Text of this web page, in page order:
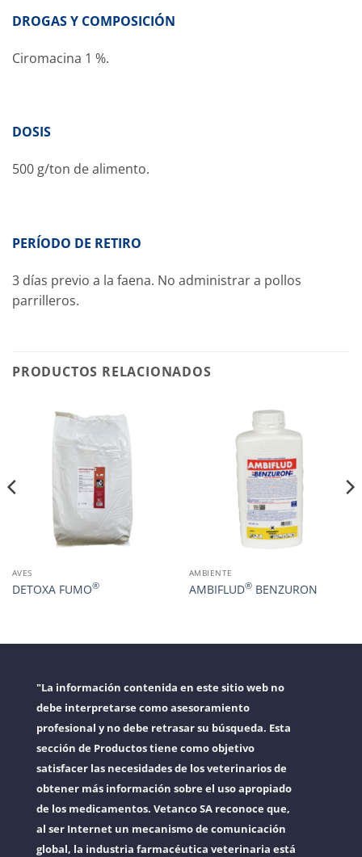
DROGAS Y COMPOSICIÓN
Ciromacina 1 %.
DOSIS
500 g/ton de alimento.
PERÍODO DE RETIRO
3 días previo a la faena. No administrar a pollos
parrilleros.
PRODUCTOS RELACIONADOS
AVES
DETOXA FUMO®
AMBIENTE
AMBIFLUD®BENZURON
"La información contenida en este sitio web no
debe interpretarse como asesoramiento
profesional y no debe retrasar su búsqueda. Esta
sección de Productos tiene como objetivo
satisfacer las necesidades de los veterinarios de
obtener más información sobre el uso apropiado
de los medicamentos. Vetanco SA reconoce que,
al ser Internet un mecanismo de comunicación
global, la industria farmacéutica veterinaria está